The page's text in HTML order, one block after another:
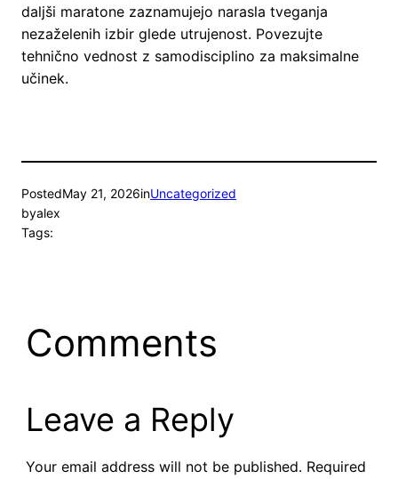
daljši maratone zaznamujejo narasla tveganja
nezaželenih izbir glede utrujenost. Povezujte
tehnično vednost z samodisciplino za maksimalne
učinek.
PostedMay 21, 2026inUncategorized
byalex
Tags:
Comments
Leave a Reply
Your email address will not be published. Required